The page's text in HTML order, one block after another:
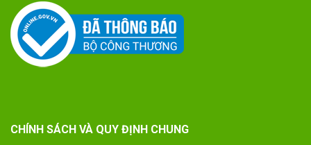
CHÍNH SÁCH VÀ QUY ĐỊNH CHUNG